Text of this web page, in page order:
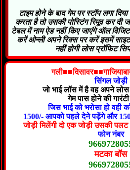
टाइम होने के बाद गेम पर स्टॉप लगा
करता है तो उसकी पोस्टिंग रिमूव कर दी
टेबल में नाम ऐड नहीं किए जाएंगे ऑल
करें ओन्ली अपने रिक्स पर करें इसमें साइट
नहीं होगी लोस प्रॉफिट
सिंगल जोड़ी
जो भाई लॉस में है वह अपने
गेम पास होने की गारंटी
जिस भाई को भरोसा हो वही
1500/- आपको पहले देने पड़ेंगे और
जोड़ी मिलेंगी दो एक जोड़ी उसकी पलट
फोन नंबर
मटका बॉस